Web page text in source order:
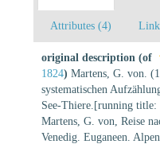
Attributes (4)
original description (of
1824) Martens, G. von.
systematischen
See-Thiere.[running title:
Martens, G. von, Reise
Venedig. Euganeen.